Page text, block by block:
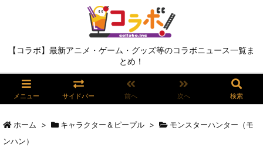
【コラボ】最新アニメ・ゲーム・グッズ等のコラボニュース一覧ま
とめ！
メニュー サイドバー 前へ 次へ 検索
ホーム > キャラクター＆ピープル >
モンスターハンター（モ
ンハン）